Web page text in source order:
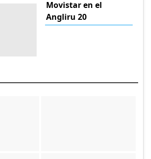
Movistar en el
Angliru 20